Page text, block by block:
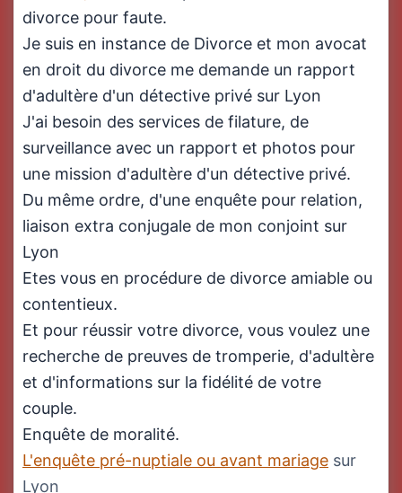
divorce pour faute.
Je suis en instance de Divorce et mon avocat
en droit du divorce me demande un rapport
d'adultère d'un détective privé sur Lyon
J'ai besoin des services de filature, de
surveillance avec un rapport et photos pour
une mission d'adultère d'un détective privé.
Du même ordre, d'une enquête pour relation,
liaison extra conjugale de mon conjoint sur
Lyon
Etes vous en procédure de divorce amiable ou
contentieux.
Et pour réussir votre divorce, vous voulez une
recherche de preuves de tromperie, d'adultère
et d'informations sur la fidélité de votre
couple.
Enquête de moralité.
L'enquête pré-nuptiale ou avant mariage sur
Lyon